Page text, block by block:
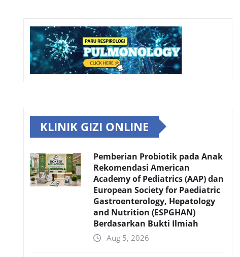
KLINIK GIZI ONLINE
Pemberian Probiotik pada Anak
Rekomendasi American
Academy of Pediatrics (AAP) dan
European Society for Paediatric
Gastroenterology, Hepatology
and Nutrition (ESPGHAN)
Berdasarkan Bukti Ilmiah
Aug 5, 2026